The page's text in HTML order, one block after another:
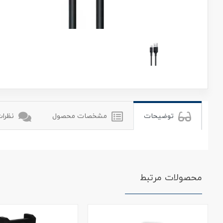
توضیحات مشخصات محصول
محصولات مرتبط